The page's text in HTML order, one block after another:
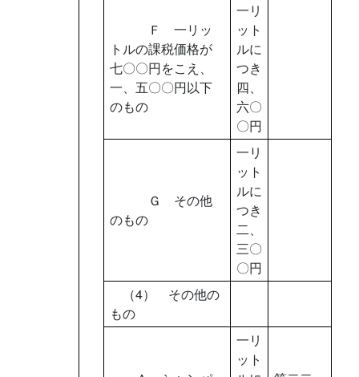
Ｆ 一リッ
トルの課税価格が
七〇〇円をこえ、
一、五〇〇円以下
のもの
一リ
ット
ルに
つき
四、
六〇
〇円
Ｇ その他
のもの
一リ
ット
ルに
つき
二、
三〇
〇円
（4） その他の
もの
一リ
ット